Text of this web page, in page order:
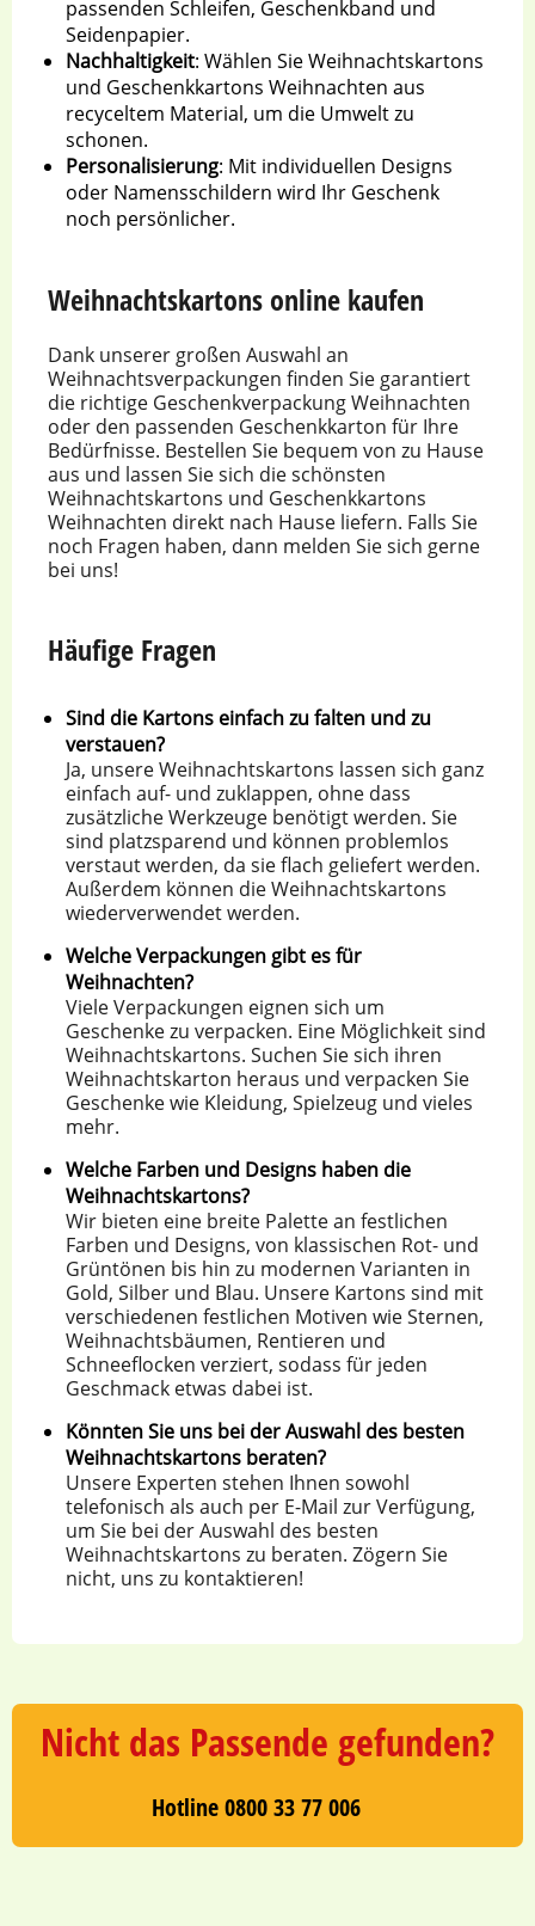
passenden Schleifen, Geschenkband und
Seidenpapier.
Nachhaltigkeit: Wählen Sie Weihnachtskartons
und Geschenkkartons Weihnachten aus
recyceltem Material, um die Umwelt zu
schonen.
Personalisierung: Mit individuellen Designs
oder Namensschildern wird Ihr Geschenk
noch persönlicher.
Weihnachtskartons online kaufen
Dank unserer großen Auswahl an
Weihnachtsverpackungen finden Sie garantiert
die richtige Geschenkverpackung Weihnachten
oder den passenden Geschenkkarton für Ihre
Bedürfnisse. Bestellen Sie bequem von zu Hause
aus und lassen Sie sich die schönsten
Weihnachtskartons und Geschenkkartons
Weihnachten direkt nach Hause liefern. Falls Sie
noch Fragen haben, dann melden Sie sich gerne
bei uns!
Häufige Fragen
Sind die Kartons einfach zu falten und zu
verstauen?
Ja, unsere Weihnachtskartons lassen sich ganz
einfach auf- und zuklappen, ohne dass
zusätzliche Werkzeuge benötigt werden. Sie
sind platzsparend und können problemlos
verstaut werden, da sie flach geliefert werden.
Außerdem können die Weihnachtskartons
wiederverwendet werden.
Welche Verpackungen gibt es für
Weihnachten?
Viele Verpackungen eignen sich um
Geschenke zu verpacken. Eine Möglichkeit sind
Weihnachtskartons. Suchen Sie sich ihren
Weihnachtskarton heraus und verpacken Sie
Geschenke wie Kleidung, Spielzeug und vieles
mehr.
Welche Farben und Designs haben die
Weihnachtskartons?
Wir bieten eine breite Palette an festlichen
Farben und Designs, von klassischen Rot- und
Grüntönen bis hin zu modernen Varianten in
Gold, Silber und Blau. Unsere Kartons sind mit
verschiedenen festlichen Motiven wie Sternen,
Weihnachtsbäumen, Rentieren und
Schneeflocken verziert, sodass für jeden
Geschmack etwas dabei ist.
Könnten Sie uns bei der Auswahl des besten
Weihnachtskartons beraten?
Unsere Experten stehen Ihnen sowohl
telefonisch als auch per E-Mail zur Verfügung,
um Sie bei der Auswahl des besten
Weihnachtskartons zu beraten. Zögern Sie
nicht, uns zu kontaktieren!
Nicht das Passende gefunden?
Hotline 0800 33 77 006